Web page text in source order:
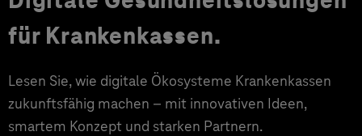
für Krankenkassen.
Lesen Sie, wie digitale Ökosysteme Krankenkassen
zukunftsfähig machen – mit innovativen Ideen,
smartem Konzept und starken Partnern.